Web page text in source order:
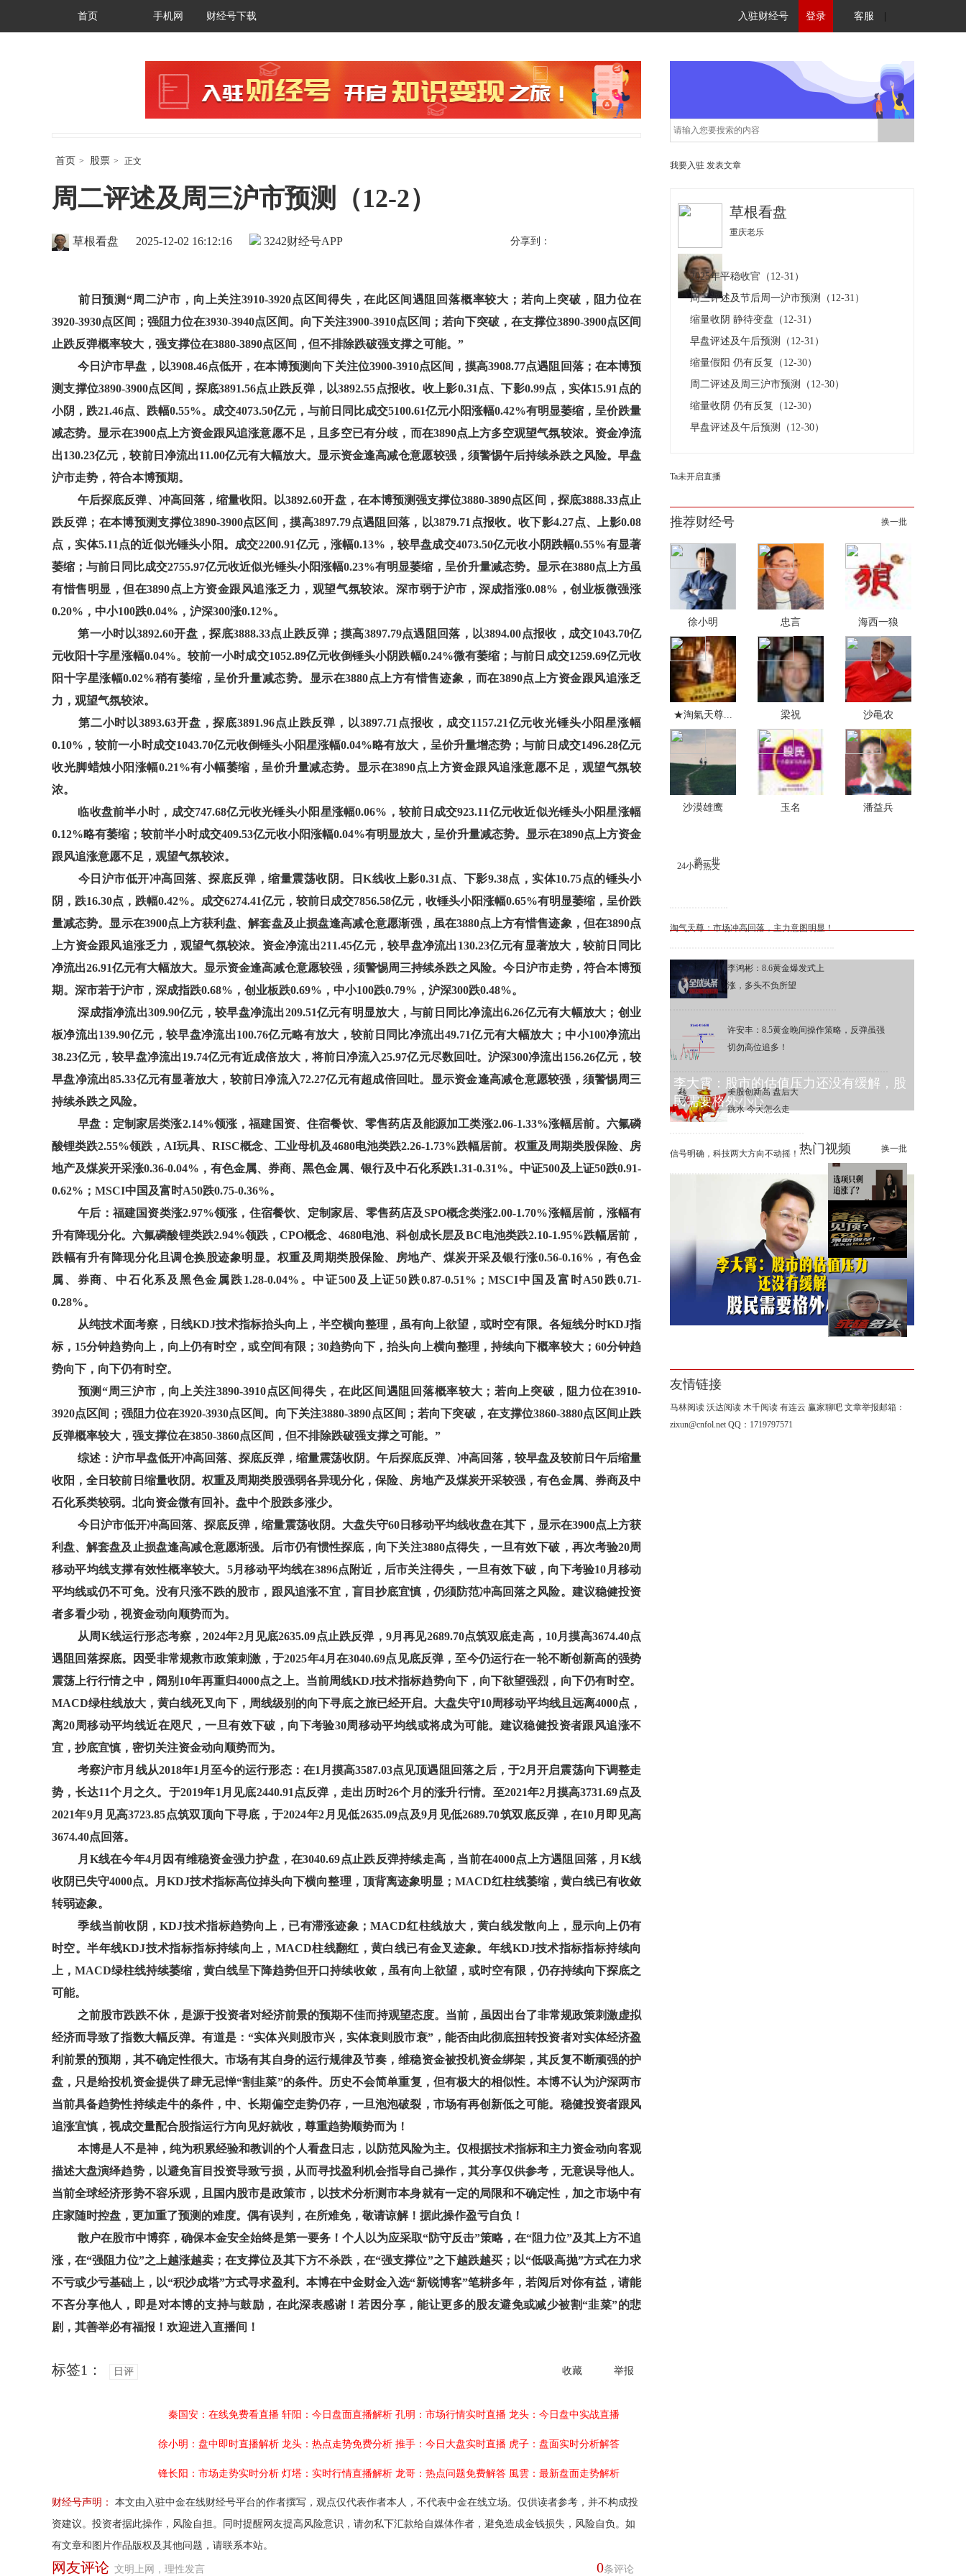
首页 手机网 财经号下载 入驻财经号 登录 客服
首页 > 股票 > 正文
周二评述及周三沪市预测（12-2）
财经号APP
草根看盘 2025-12-02 16:12:16 3242 分享到：
前日预测“周二沪市，向上关注3910-3920点区间得失，在此区间遇阻回落概率较大；若向上突破，阻力位在
3920-3930点区间；强阻力位在3930-3940点区间。向下关注3900-3910点区间；若向下突破，在支撑位3890-3900点区间
止跌反弹概率较大，强支撑位在3880-3890点区间，但不排除跌破强支撑之可能。”
今日沪市早盘，以3908.46点低开，在本博预测向下关注位3900-3910点区间，摸高3908.77点遇阻回落；在本博预
测支撑位3890-3900点区间，探底3891.56点止跌反弹，以3892.55点报收。收上影0.31点、下影0.99点，实体15.91点的
小阴，跌21.46点、跌幅0.55%。成交4073.50亿元，与前日同比成交5100.61亿元小阳涨幅0.42%有明显萎缩，呈价跌量
减态势。显示在3900点上方资金跟风追涨意愿不足，且多空已有分歧，而在3890点上方多空观望气氛较浓。资金净流
出130.23亿元，较前日净流出11.00亿元有大幅放大。显示资金逢高减仓意愿较强，须警惕午后持续杀跌之风险。早盘
沪市走势，符合本博预期。
午后探底反弹、冲高回落，缩量收阳。以3892.60开盘，在本博预测强支撑位3880-3890点区间，探底3888.33点止
跌反弹；在本博预测支撑位3890-3900点区间，摸高3897.79点遇阻回落，以3879.71点报收。收下影4.27点、上影0.08
点，实体5.11点的近似光锤头小阳。成交2200.91亿元，涨幅0.13%，较早盘成交4073.50亿元收小阴跌幅0.55%有显著
萎缩；与前日同比成交2755.97亿元收近似光锤头小阳涨幅0.23%有明显萎缩，呈价升量减态势。显示在3880点上方虽
有惜售明显，但在3890点上方资金跟风追涨乏力，观望气氛较浓。深市弱于沪市，深成指涨0.08%，创业板微强涨
0.20%，中小100跌0.04%，沪深300涨0.12%。
第一小时以3892.60开盘，探底3888.33点止跌反弹；摸高3897.79点遇阻回落，以3894.00点报收，成交1043.70亿
元收阳十字星涨幅0.04%。较前一小时成交1052.89亿元收倒锤头小阴跌幅0.24%微有萎缩；与前日成交1259.69亿元收
阳十字星涨幅0.02%稍有萎缩，呈价升量减态势。显示在3880点上方有惜售迹象，而在3890点上方资金跟风追涨乏
力，观望气氛较浓。
第二小时以3893.63开盘，探底3891.96点止跌反弹，以3897.71点报收，成交1157.21亿元收光锤头小阳星涨幅
0.10%，较前一小时成交1043.70亿元收倒锤头小阳星涨幅0.04%略有放大，呈价升量增态势；与前日成交1496.28亿元
收光脚蜡烛小阳涨幅0.21%有小幅萎缩，呈价升量减态势。显示在3890点上方资金跟风追涨意愿不足，观望气氛较
浓。
临收盘前半小时，成交747.68亿元收光锤头小阳星涨幅0.06%，较前日成交923.11亿元收近似光锤头小阳星涨幅
0.12%略有萎缩；较前半小时成交409.53亿元收小阳涨幅0.04%有明显放大，呈价升量减态势。显示在3890点上方资金
跟风追涨意愿不足，观望气氛较浓。
今日沪市低开冲高回落、探底反弹，缩量震荡收阴。日K线收上影0.31点、下影9.38点，实体10.75点的锤头小
阴，跌16.30点，跌幅0.42%。成交6274.41亿元，较前日成交7856.58亿元，收锤头小阳涨幅0.65%有明显萎缩，呈价跌
量减态势。显示在3900点上方获利盘、解套盘及止损盘逢高减仓意愿渐强，虽在3880点上方有惜售迹象，但在3890点
上方资金跟风追涨乏力，观望气氛较浓。资金净流出211.45亿元，较早盘净流出130.23亿元有显著放大，较前日同比
净流出26.91亿元有大幅放大。显示资金逢高减仓意愿较强，须警惕周三持续杀跌之风险。今日沪市走势，符合本博预
期。深市若于沪市，深成指跌0.68%，创业板跌0.69%，中小100跌0.79%，沪深300跌0.48%。
深成指净流出309.90亿元，较早盘净流出209.51亿元有明显放大，与前日同比净流出6.26亿元有大幅放大；创业
板净流出139.90亿元，较早盘净流出100.76亿元略有放大，较前日同比净流出49.71亿元有大幅放大；中小100净流出
38.23亿元，较早盘净流出19.74亿元有近成倍放大，将前日净流入25.97亿元尽数回吐。沪深300净流出156.26亿元，较
早盘净流出85.33亿元有显著放大，较前日净流入72.27亿元有超成倍回吐。显示资金逢高减仓意愿较强，须警惕周三
持续杀跌之风险。
早盘：定制家居类涨2.14%领涨，福建国资、住宿餐饮、零售药店及能源加工类涨2.06-1.33%涨幅居前。六氟磷
酸锂类跌2.55%领跌，AI玩具、RISC概念、工业母机及4680电池类跌2.26-1.73%跌幅居前。权重及周期类股保险、房
地产及煤炭开采涨0.36-0.04%，有色金属、券商、黑色金属、银行及中石化系跌1.31-0.31%。中证500及上证50跌0.91-
0.62%；MSCI中国及富时A50跌0.75-0.36%。
午后：福建国资类涨2.97%领涨，住宿餐饮、定制家居、零售药店及SPO概念类涨2.00-1.70%涨幅居前，涨幅有
升有降现分化。六氟磷酸锂类跌2.94%领跌，CPO概念、4680电池、科创成长层及BC电池类跌2.10-1.95%跌幅居前，
跌幅有升有降现分化且调仓换股迹象明显。权重及周期类股保险、房地产、煤炭开采及银行涨0.56-0.16%，有色金
属、券商、中石化系及黑色金属跌1.28-0.04%。中证500及上证50跌0.87-0.51%；MSCI中国及富时A50跌0.71-
0.28%。
从纯技术面考察，日线KDJ技术指标抬头向上，半空横向整理，虽有向上欲望，或时空有限。各短线分时KDJ指
标，15分钟趋势向上，向上仍有时空，或空间有限；30趋势向下，抬头向上横向整理，持续向下概率较大；60分钟趋
势向下，向下仍有时空。
预测“周三沪市，向上关注3890-3910点区间得失，在此区间遇阻回落概率较大；若向上突破，阻力位在3910-
3920点区间；强阻力位在3920-3930点区间。向下关注3880-3890点区间；若向下突破，在支撑位3860-3880点区间止跌
反弹概率较大，强支撑位在3850-3860点区间，但不排除跌破强支撑之可能。”
综述：沪市早盘低开冲高回落、探底反弹，缩量震荡收阴。午后探底反弹、冲高回落，较早盘及较前日午后缩量
收阳，全日较前日缩量收阴。权重及周期类股强弱各异现分化，保险、房地产及煤炭开采较强，有色金属、券商及中
石化系类较弱。北向资金微有回补。盘中个股跌多涨少。
今日沪市低开冲高回落、探底反弹，缩量震荡收阴。大盘失守60日移动平均线收盘在其下，显示在3900点上方获
利盘、解套盘及止损盘逢高减仓意愿渐强。后市仍有惯性探底，向下关注3880点得失，一旦有效下破，再次考验20周
移动平均线支撑有效性概率较大。5月移动平均线在3896点附近，后市关注得失，一旦有效下破，向下考验10月移动
平均线或仍不可免。没有只涨不跌的股市，跟风追涨不宜，盲目抄底宜慎，仍须防范冲高回落之风险。建议稳健投资
者多看少动，视资金动向顺势而为。
从周K线运行形态考察，2024年2月见底2635.09点止跌反弹，9月再见2689.70点筑双底走高，10月摸高3674.40点
遇阻回落探底。因受非常规救市政策刺激，于2025年4月在3040.69点见底反弹，至今仍运行在一轮不断创新高的强势
震荡上行行情之中，阔别10年再重归4000点之上。 当前周线KDJ技术指标趋势向下，向下欲望强烈，向下仍有时空。
MACD绿柱线放大，黄白线死叉向下，周线级别的向下寻底之旅已经开启。大盘失守10周移动平均线且远离4000点，
离20周移动平均线近在咫尺，一旦有效下破，向下考验30周移动平均线或将成为可能。建议稳健投资者跟风追涨不
宜，抄底宜慎，密切关注资金动向顺势而为。
考察沪市月线从2018年1月至今的运行形态：在1月摸高3587.03点见顶遇阻回落之后，于2月开启震荡向下调整走
势，长达11个月之久。于2019年1月见底2440.91点反弹，走出历时26个月的涨升行情。至2021年2月摸高3731.69点及
2021年9月见高3723.85点筑双顶向下寻底，于2024年2月见低2635.09点及9月见低2689.70筑双底反弹，在10月即见高
3674.40点回落。
月K线在今年4月因有维稳资金强力护盘，在3040.69点止跌反弹持续走高，当前在4000点上方遇阻回落，月K线
收阴已失守4000点。月KDJ技术指标高位掉头向下横向整理，顶背离迹象明显；MACD红柱线萎缩，黄白线已有收敛
转弱迹象。
季线当前收阴，KDJ技术指标趋势向上，已有滞涨迹象；MACD红柱线放大，黄白线发散向上，显示向上仍有
时空。半年线KDJ技术指标指标持续向上，MACD柱线翻红，黄白线已有金叉迹象。年线KDJ技术指标指标持续向
上，MACD绿柱线持续萎缩，黄白线呈下降趋势但开口持续收敛，虽有向上欲望，或时空有限，仍存持续向下探底之
可能。
之前股市跌跌不休，是源于投资者对经济前景的预期不佳而持观望态度。当前，虽因出台了非常规政策刺激虚拟
经济而导致了指数大幅反弹。有道是：“实体兴则股市兴，实体衰则股市衰”，能否由此彻底扭转投资者对实体经济盈
利前景的预期，其不确定性很大。市场有其自身的运行规律及节奏，维稳资金被投机资金绑架，其反复不断顽强的护
盘，只是给投机资金提供了肆无忌惮“割韭菜”的条件。历史不会简单重复，但有极大的相似性。本博不认为沪深两市
当前具备趋势性持续走牛的条件，中、长期偏空走势仍存，一旦泡泡破裂，市场有再创新低之可能。稳健投资者跟风
追涨宜慎，视成交量配合股指运行方向见好就收，尊重趋势顺势而为！
本博是人不是神，纯为积累经验和教训的个人看盘日志，以防范风险为主。仅根据技术指标和主力资金动向客观
描述大盘演绎趋势，以避免盲目投资导致亏损，从而寻找盈利机会指导自己操作，其分享仅供参考，无意误导他人。
当前全球经济形势不容乐观，且国内股市是政策市，以技术分析测市本身就有一定的局限和不确定性，加之市场中有
庄家随时控盘，更加重了预测的难度。偶有误判，在所难免，敬请谅解！据此操作盈亏自负！
散户在股市中博弈，确保本金安全始终是第一要务！个人以为应采取“防守反击”策略，在“阻力位”及其上方不追
涨，在“强阻力位”之上越涨越卖；在支撑位及其下方不杀跌，在“强支撑位”之下越跌越买；以“低吸高抛”方式在力求
不亏或少亏基础上，以“积沙成塔”方式寻求盈利。本博在中金财金入选“新锐博客”笔耕多年，若阅后对你有益，请能
不吝分享他人，即是对本博的支持与鼓励，在此深表感谢！若因分享，能让更多的股友避免或减少被割“韭菜”的悲
剧，其善举必有福报！欢迎进入直播间！
收藏 举报
标签1： 日评
秦国安：在线免费看直播 轩阳：今日盘面直播解析 孔明：市场行情实时直播 龙头：今日盘中实战直播
徐小明：盘中即时直播解析 龙头：热点走势免费分析 推手：今日大盘实时直播 虎子：盘面实时分析解答
锋长阳：市场走势实时分析 灯塔：实时行情直播解析 龙哥：热点问题免费解答 風雲：最新盘面走势解析
财经号声明：
本文由入驻中金在线财经号平台的作者撰写，观点仅代表作者本人，不代表中金在线立场。仅供读者参考，并不构成投
资建议。投资者据此操作，风险自担。同时提醒网友提高风险意识，请勿私下汇款给自媒体作者，避免造成金钱损失，风险自负。如
有文章和图片作品版权及其他问题，请联系本站。
0条评论
网友评论 文明上网，理性发言
我要入驻 发表文章
草根看盘
重庆老乐
2025年平稳收官（12-31）
周三评述及节后周一沪市预测（12-31）
缩量收阴 静待变盘（12-31）
早盘评述及午后预测（12-31）
缩量假阳 仍有反复（12-30）
周二评述及周三沪市预测（12-30）
缩量收阴 仍有反复（12-30）
早盘评述及午后预测（12-30）
Ta未开启直播
推荐财经号 换一批
徐小明 忠言 海西一狼
★淘氣天尊... 梁祝 沙黾农
沙漠雄鹰 玉名 潘益兵
24小时热文
换一批
淘气天尊：市场冲高回落，主力意图明显！
李鸿彬：8.6黄金爆发式上
涨，多头不负所望
许安丰：8.5黄金晚间操作策略，反弹虽强
切勿高位追多！
美股创新高 盘后大
跳水 今天怎么走
信号明确，科技两大方向不动摇！ 热门视频 换一批
李大霄：股市的估值压力还没有缓解，股
民需要格外小心
黄金还能涨？非农前，我只想
提醒大家一件事！
你知道我这半年怎么过的么？
我怎么会轻易放手
友情链接
马林阅读 沃达阅读 木千阅读 有连云 赢家聊吧 文章举报邮箱：
zixun@cnfol.net QQ：1719797571